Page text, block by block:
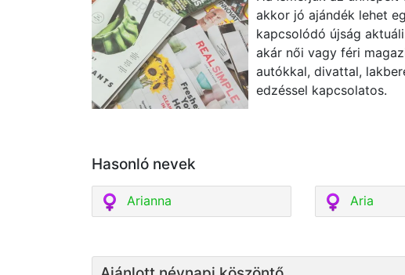
akkor jó ajándék lehet
kapcsolódó újság
akár női vagy féri
autókkal, divattal,
edzéssel kapcsolatos.
Hasonló nevek
Arianna Aria